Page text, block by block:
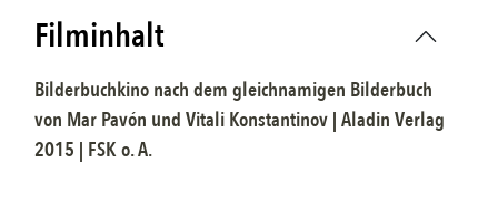
Filminhalt
Bilderbuchkino nach dem gleichnamigen Bilderbuch
von Mar Pavón und Vitali Konstantinov |Aladin Verlag
2015 | FSKo. A.